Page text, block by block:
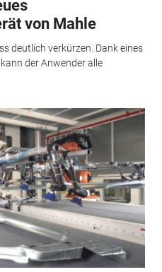
von Mahle
deutlich verkürzen. Dank eines
der Anwender alle